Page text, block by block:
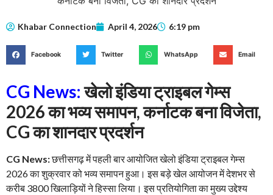
Khabar Connection April 4, 2026 6:19 pm
Facebook Twitter WhatsApp Email
CG News:खेलो इंडिया ट्राइबल गेम्स
2026 का भव्य समापन, कर्नाटक बना विजेता,
CG का शानदार प्रदर्शन
CG News:छत्तीसगढ़ में पहली बार आयोजित खेलो इंडिया ट्राइबल गेम्स
2026 का शुक्रवार को भव्य समापन हुआ। इस बड़े खेल आयोजन में देशभर से
करीब 3800 खिलाड़ियों ने हिस्सा लिया। इस प्रतियोगिता का मुख्य उद्देश्य